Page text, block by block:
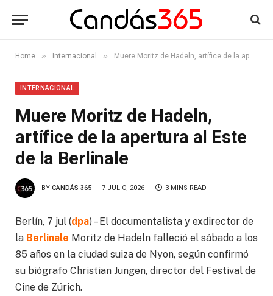
Home » Internacional » Muere Moritz de Hadeln, artífice de la apertura al Este de la Berlinale
INTERNACIONAL
Muere Moritz de Hadeln,
artífice de la apertura al Este
de la Berlinale
BY CANDÁS 365 7 JULIO, 2026 3 MINS READ
Berlín, 7 jul (dpa) – El documentalista y exdirector de
la Berlinale Moritz de Hadeln falleció el sábado a los
85 años en la ciudad suiza de Nyon, según confirmó
su biógrafo Christian Jungen, director del Festival de
Cine de Zúrich.